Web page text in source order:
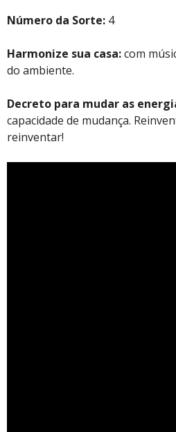
Número da Sorte: 4
Harmonize sua casa:com
do ambiente.
Decreto para mudar as
capacidade de mudança.
reinventar!